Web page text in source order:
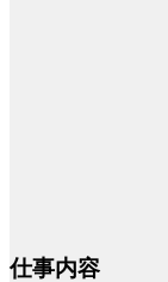
仕事内容